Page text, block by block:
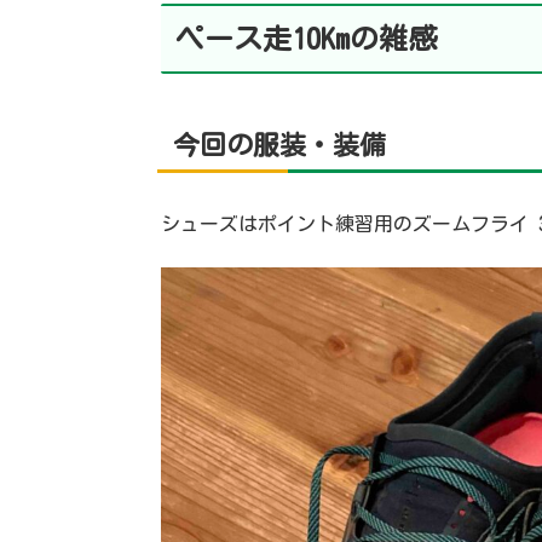
ペース走10Kmの雑感
今回の服装・装備
シューズはポイント練習用のズームフライ